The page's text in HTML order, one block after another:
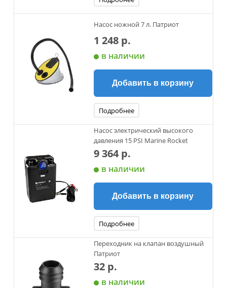
Насос ножной 7 л. Патриот
1 248 р.
в наличии
Добавить в корзину
Подробнее
Насос электрический высокого
давления 15 PSI Marine Rocket
9 364 р.
в наличии
Добавить в корзину
Подробнее
Переходник на клапан воздушный
Патриот
32 р.
в наличии